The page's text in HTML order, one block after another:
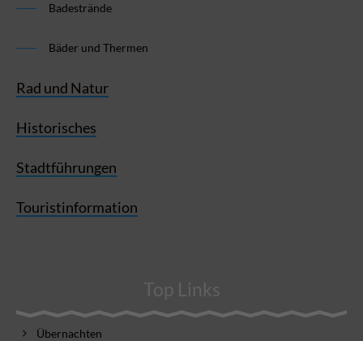
Badestrände
Bäder und Thermen
Rad und Natur
Historisches
Stadtführungen
Touristinformation
Top Links
Übernachten